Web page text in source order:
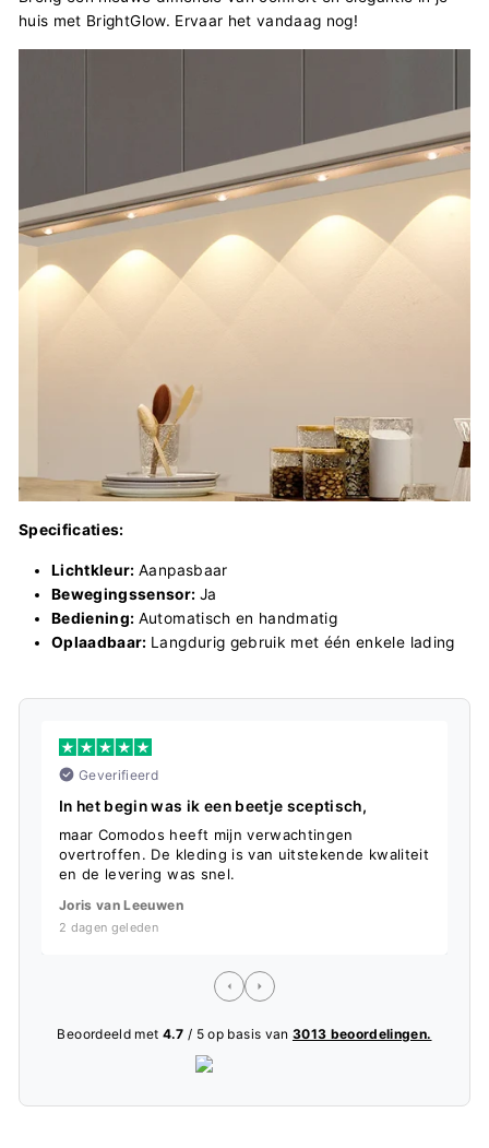
huis met BrightGlow. Ervaar het vandaag nog!
Specificaties:
Lichtkleur:Aanpasbaar
Bewegingssensor: Ja
Bediening: Automatisch en handmatig
Oplaadbaar: Langdurig gebruik met één enkele lading
Geverifieerd
In het begin was ik een beetje sceptisch,
maar Comodos heeft mijn verwachtingen
overtroffen. De kleding is van uitstekende kwaliteit
en de levering was snel.
Joris van Leeuwen
2 dagen geleden
Beoordeeld met 4.7 / 5 op basis van 3013 beoordelingen.